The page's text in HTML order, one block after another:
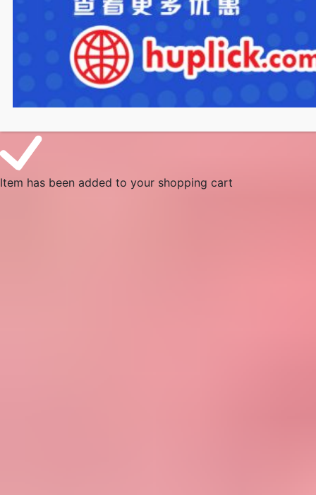
Item has been added to your shopping cart